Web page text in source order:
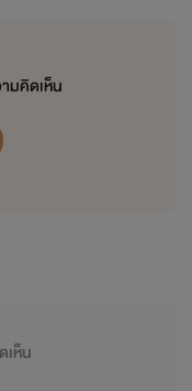
มคิดเห็น
เห็น